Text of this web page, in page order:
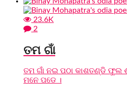
23.6K
2
ତମ ଗାଁ
ତମ ଗାଁ ନଇ ପଠା କାଶତଣ୍ଡି ଫୁଲ
ମନେ ପଡେ ।